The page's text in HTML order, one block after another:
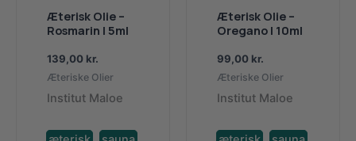
Æterisk Olie –
Rosmarin | 5ml
139,00 kr.
Æteriske Olier
Institut Maloe
Æterisk Olie –
Oregano | 10ml
99,00 kr.
Æteriske Olier
Institut Maloe